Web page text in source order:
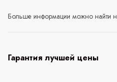
Больше информации можно найти
Гарантия лучшей цены